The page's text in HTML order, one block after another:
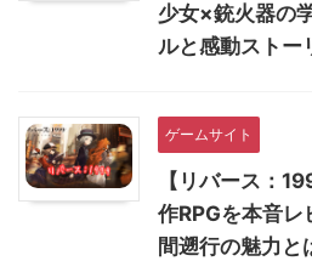
少女×銃火器の
ルと感動ストー
ゲームサイト
【リバース：
作RPGを本音
間遡行の魅力と